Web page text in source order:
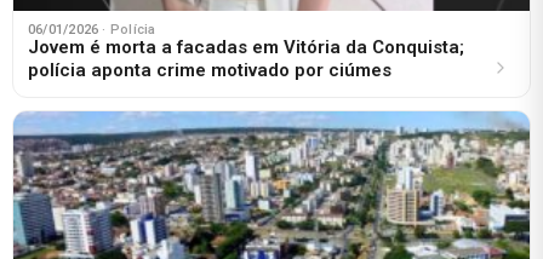
06/01/2026 · Polícia
Jovem é morta a facadas em Vitória da Conquista;
polícia aponta crime motivado por ciúmes